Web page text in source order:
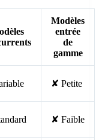
Modèles
entrée
de
gamme
✘ Petite
✘ Faible